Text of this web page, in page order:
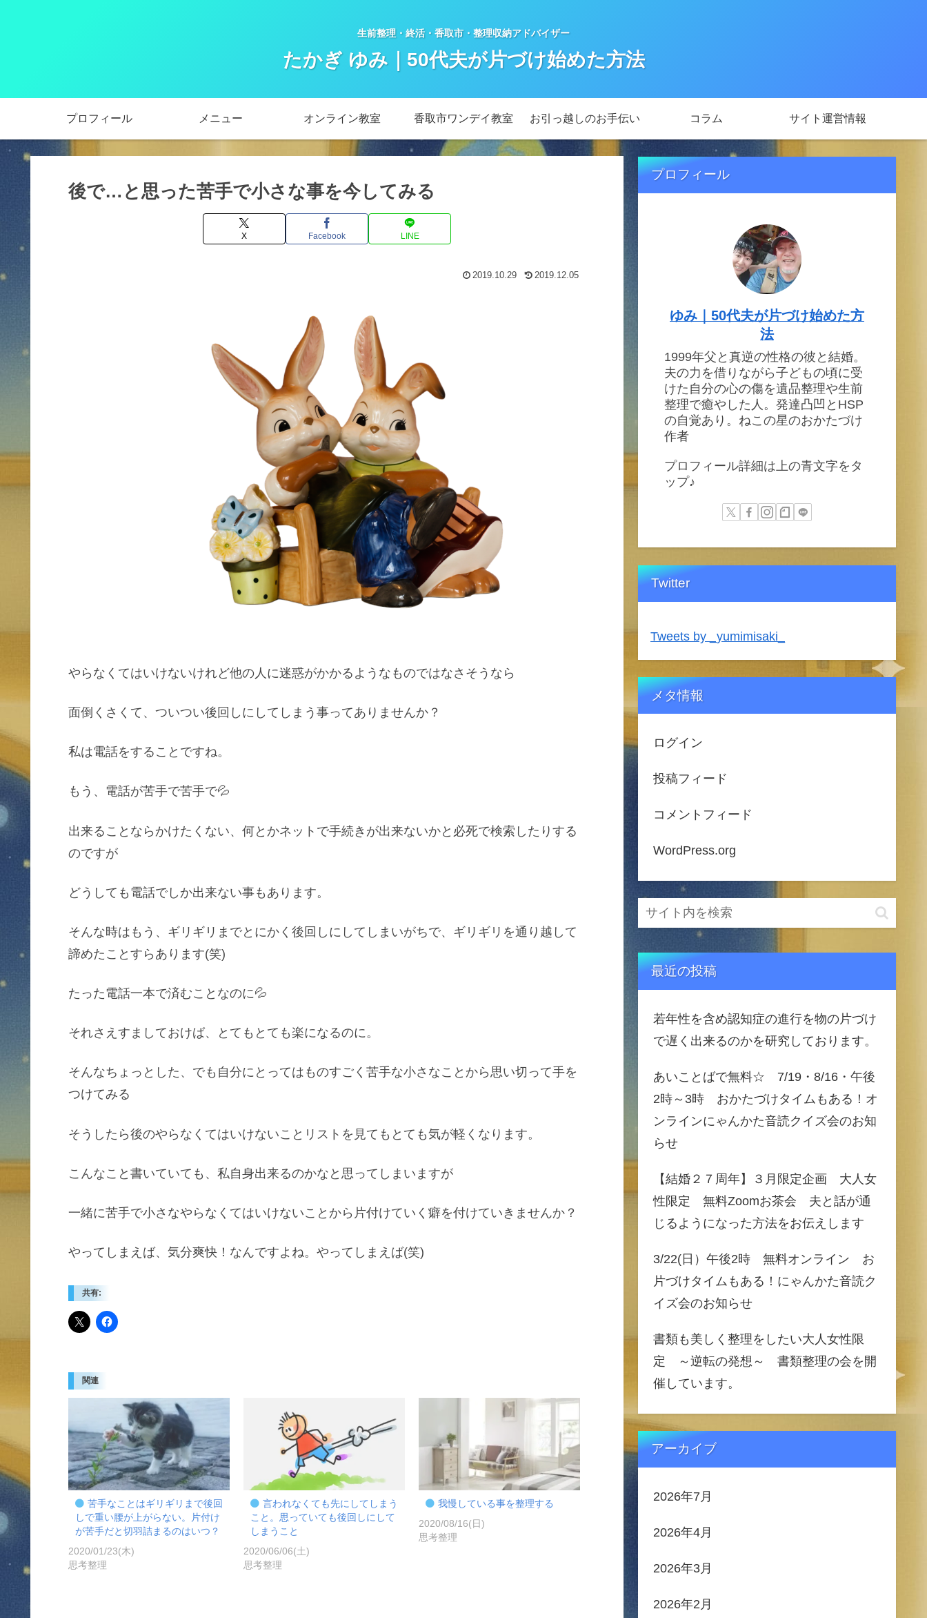
生前整理・終活・香取市・整理収納アドバイザー
たかぎ ゆみ｜50代夫が片づけ始めた方法
プロフィール メニュー オンライン教室 香取市ワンデイ教室 お引っ越しのお手伝い コラム サイト運営情報
後で…と思った苦手で小さな事を今してみる
X Facebook LINE
2019.10.29 2019.12.05
やらなくてはいけないけれど他の人に迷惑がかかるようなものではなさそうなら
面倒くさくて、ついつい後回しにしてしまう事ってありませんか？
私は電話をすることですね。
もう、電話が苦手で苦手で💦
出来ることならかけたくない、何とかネットで手続きが出来ないかと必死で検索したりする
のですが
どうしても電話でしか出来ない事もあります。
そんな時はもう、ギリギリまでとにかく後回しにしてしまいがちで、ギリギリを通り越して
諦めたことすらあります(笑)
たった電話一本で済むことなのに💦
それさえすましておけば、とてもとても楽になるのに。
そんなちょっとした、でも自分にとってはものすごく苦手な小さなことから思い切って手を
つけてみる
そうしたら後のやらなくてはいけないことリストを見てもとても気が軽くなります。
こんなこと書いていても、私自身出来るのかなと思ってしまいますが
一緒に苦手で小さなやらなくてはいけないことから片付けていく癖を付けていきませんか？
やってしまえば、気分爽快！なんですよね。やってしまえば(笑)
共有:
関連
苦手なことはギリギリまで後回
しで重い腰が上がらない。片付け
が苦手だと切羽詰まるのはいつ？
2020/01/23(木)
思考整理
言われなくても先にしてしまう
こと。思っていても後回しにして
しまうこと
2020/06/06(土)
思考整理
我慢している事を整理する
2020/08/16(日)
思考整理
プロフィール
ゆみ｜50代夫が片づけ始めた方
法
1999年父と真逆の性格の彼と結婚。
夫の力を借りながら子どもの頃に受
けた自分の心の傷を遺品整理や生前
整理で癒やした人。発達凸凹とHSP
の自覚あり。ねこの星のおかたづけ
作者
プロフィール詳細は上の青文字をタ
ップ♪
Twitter
Tweets by _yumimisaki_
メタ情報
ログイン
投稿フィード
コメントフィード
WordPress.org
最近の投稿
若年性を含め認知症の進行を物の片づけ
で遅く出来るのかを研究しております。
あいことばで無料☆ 7/19・8/16・午後
2時～3時 おかたづけタイムもある！オ
ンラインにゃんかた音読クイズ会のお知
らせ
【結婚２７周年】３月限定企画 大人女
性限定 無料Zoomお茶会 夫と話が通
じるようになった方法をお伝えします
3/22(日）午後2時 無料オンライン お
片づけタイムもある！にゃんかた音読ク
イズ会のお知らせ
書類も美しく整理をしたい大人女性限
定 ～逆転の発想～ 書類整理の会を開
催しています。
アーカイブ
2026年7月
2026年4月
2026年3月
2026年2月